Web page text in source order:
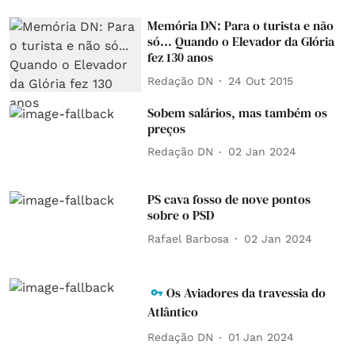
Memória DN: Para o turista e não
só... Quando o Elevador da Glória
fez 130 anos
Redação DN 24 Out 2015
Sobem salários, mas também os
preços
Redação DN 02 Jan 2024
PS cava fosso de nove pontos
sobre o PSD
Rafael Barbosa 02 Jan 2024
Os Aviadores da travessia do
Atlântico
Redação DN 01 Jan 2024